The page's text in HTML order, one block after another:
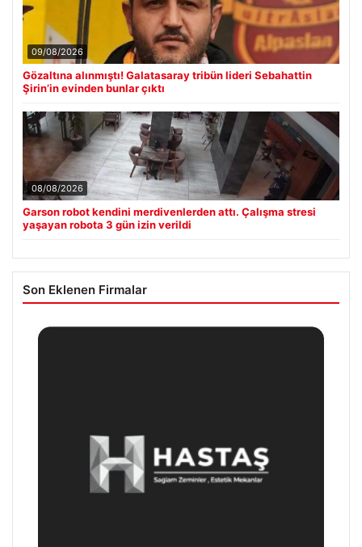
09/08/2026
Gözaltına alınmıştı! Galatasaray tribün lideri Sebahattin
Şirin’in evinden bunlar çıktı
08/08/2026
Garson robot kendini merdivenlerden attı. Çalışma stresi
yaşayan robota 3 gün izin verildi
Son Eklenen Firmalar